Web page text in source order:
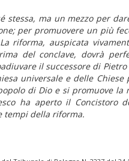
stessa, ma un mezzo per
per promuovere un più
riforma, auspicata
del conclave, dovrà
il successore di
universale e delle
di Dio e si promuove
ha aperto il Concistoro
tempi della riforma.